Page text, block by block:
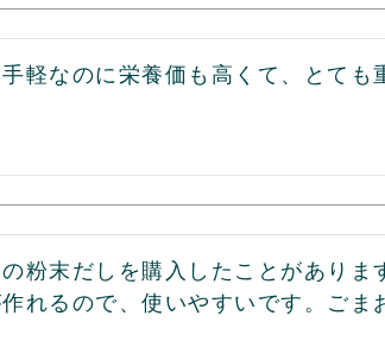
軽なのに栄養価も高くて、とても
粉末だしを購入したことがあり
れるので、使いやすいです。ご